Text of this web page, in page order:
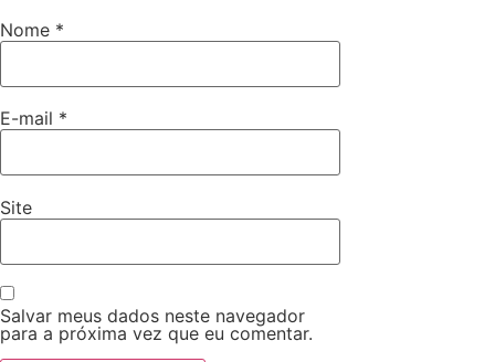
Nome *
E-mail *
Site
Salvar meus dados neste navegador
para a próxima vez que eu comentar.